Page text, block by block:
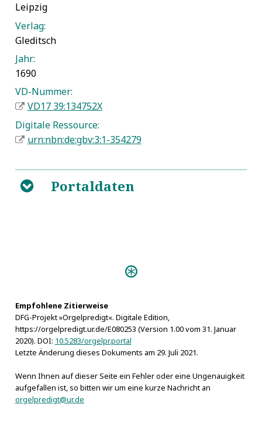
Leipzig
Verlag:
Gleditsch
Jahr:
1690
VD-Nummer:
VD17 39:134752X
Digitale Ressource:
urn:nbn:de:gbv:3:1-354279
B Portaldaten
Einweihungs-Predigt (Berlin
Vlmische Orgel Predigt (Ulm
1624)
Die Billige Orgel-Freude (Danzig
1739)
1704)
Hymnosophia sacra (Billwerder
1728)
Empfohlene Zitierweise
DFG-Projekt »Orgelpredigt«. Digitale Edition,
https://orgelpredigt.ur.de/E080253 (Version 1.00 vom 31. Januar
2020). DOI: 10.5283/orgelpr.portal
Letzte Änderung dieses Dokuments am 29. Juli 2021.
Wenn Ihnen auf dieser Seite ein Fehler oder eine Ungenauigkeit
aufgefallen ist, so bitten wir um eine kurze Nachricht an
orgelpredigt@ur.de